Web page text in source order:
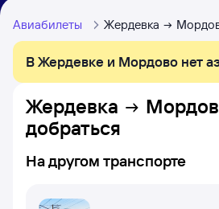
Авиабилеты Жердевка
В Жердевке и Мордово нет
Жердевка
добраться
На другом транспорте